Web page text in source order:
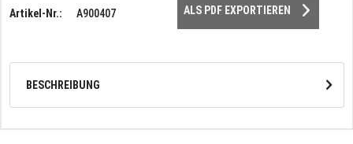
Artikel-Nr.: A900407 ALS PDF EXPORTIEREN
BESCHREIBUNG